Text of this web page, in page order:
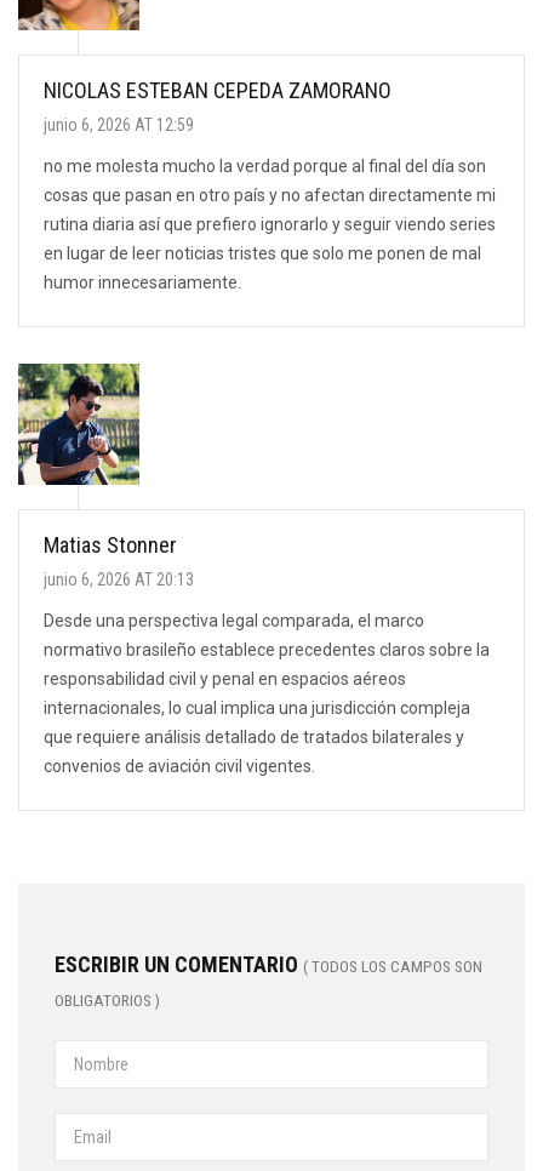
NICOLAS ESTEBAN CEPEDA ZAMORANO
junio 6, 2026 AT 12:59
no me molesta mucho la verdad porque al final del día son
cosas que pasan en otro país y no afectan directamente mi
rutina diaria así que prefiero ignorarlo y seguir viendo series
en lugar de leer noticias tristes que solo me ponen de mal
humor innecesariamente.
Matias Stonner
junio 6, 2026 AT 20:13
Desde una perspectiva legal comparada, el marco
normativo brasileño establece precedentes claros sobre la
responsabilidad civil y penal en espacios aéreos
internacionales, lo cual implica una jurisdicción compleja
que requiere análisis detallado de tratados bilaterales y
convenios de aviación civil vigentes.
ESCRIBIR UN COMENTARIO ( TODOS LOS CAMPOS SON
OBLIGATORIOS )